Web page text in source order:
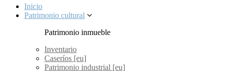
Inicio
Patrimonio cultural
Patrimonio inmueble
Inventario
Caseríos [eu]
Patrimonio industrial [eu]